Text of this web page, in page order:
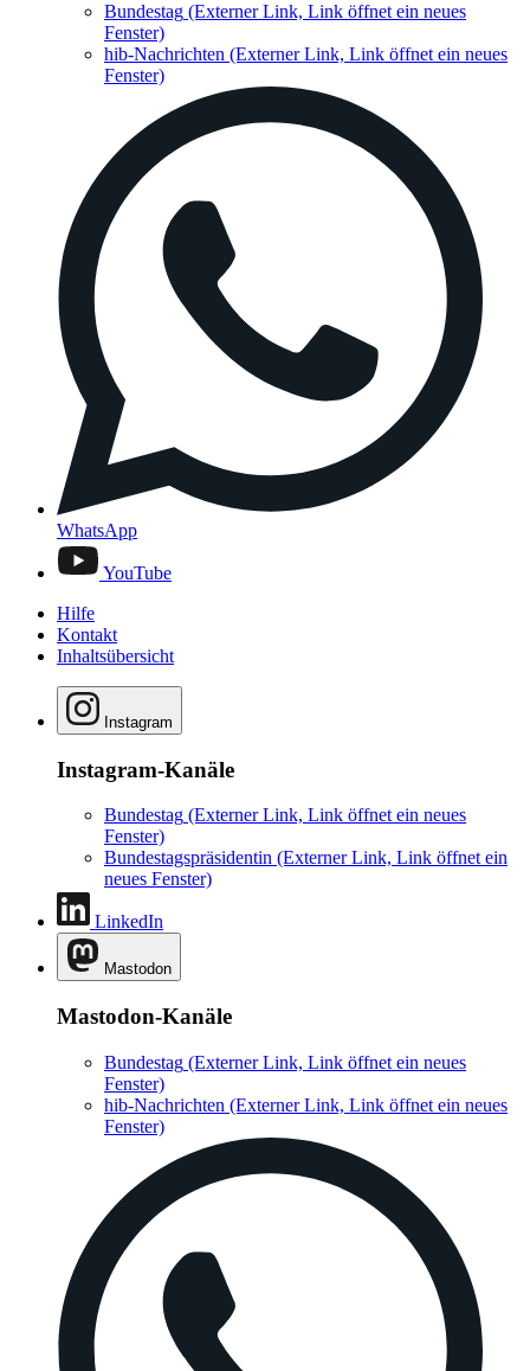
Bundestag (Externer Link, Link öffnet ein neues
Fenster)
hib-Nachrichten (Externer Link, Link öffnet ein neues
Fenster)
WhatsApp
YouTube
Hilfe
Kontakt
Inhaltsübersicht
Instagram
Instagram-Kanäle
Bundestag (Externer Link, Link öffnet ein neues
Fenster)
Bundestagspräsidentin (Externer Link, Link öffnet ein
neues Fenster)
LinkedIn
Mastodon
Mastodon-Kanäle
Bundestag (Externer Link, Link öffnet ein neues
Fenster)
hib-Nachrichten (Externer Link, Link öffnet ein neues
Fenster)